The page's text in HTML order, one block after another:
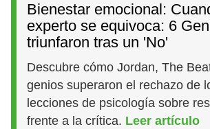
Bienestar emocional:
experto se equivoca: 6
triunfaron tras un 'No'
Descubre cómo Jordan, The
genios superaron el rechazo de
lecciones de psicología sobre
frente a la crítica. Leer artículo